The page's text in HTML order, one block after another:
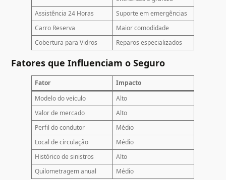
Assistência 24 Horas
Suporte em emergências
Carro Reserva
Maior comodidade
Cobertura para Vidros
Reparos especializados
Fatores que Influenciam o Seguro
Fator
Impacto
Modelo do veículo
Alto
Valor de mercado
Alto
Perfil do condutor
Médio
Local de circulação
Médio
Histórico de sinistros
Alto
Quilometragem anual
Médio